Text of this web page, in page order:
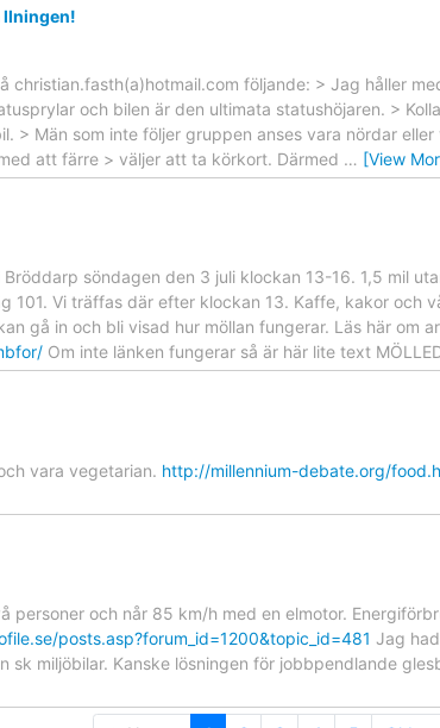
llningen!
christian.fasth(a)hotmail.com följande: > Jag håller
och bilen är den ultimata statushöjaren. >
> Män som inte följer gruppen anses vara nördar
att färre > väljer att ta körkort. Därmed … [View
söndagen den 3 juli klockan 13-16. 1,5 mil
101. Vi träffas där efter klockan 13. Kaffe, kakor och
gå in och bli visad hur möllan fungerar. Läs här om
Om inte länken fungerar så är här lite text
vara vegetarian. http://millennium-debate.org/
personer och når 85 km/h med en elmotor.
posts.asp?forum_id=1200&topic_id=481 Jag
sk miljöbilar. Kanske lösningen för jobbpendlande